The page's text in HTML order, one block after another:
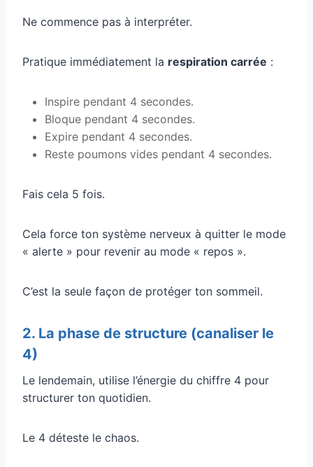
Ne commence pas à interpréter.
Pratique immédiatement la respiration carrée :
Inspire pendant 4 secondes.
Bloque pendant 4 secondes.
Expire pendant 4 secondes.
Reste poumons vides pendant 4 secondes.
Fais cela 5 fois.
Cela force ton système nerveux à quitter le mode
« alerte » pour revenir au mode « repos ».
C’est la seule façon de protéger ton sommeil.
2. La phase de structure (canaliser le
4)
Le lendemain, utilise l’énergie du chiffre 4 pour
structurer ton quotidien.
Le 4 déteste le chaos.